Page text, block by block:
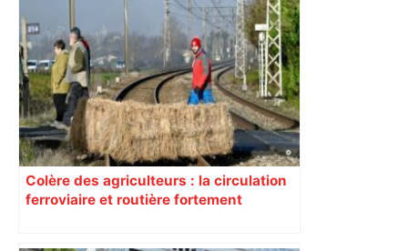
Colère des agriculteurs : la circulation
ferroviaire et routière fortement